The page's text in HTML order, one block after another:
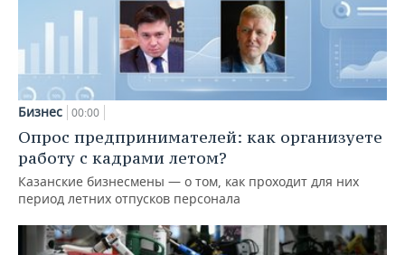
Бизнес 00:00
Опрос предпринимателей: как организуете
работу с кадрами летом?
Казанские бизнесмены — о том, как проходит для них
период летних отпусков персонала